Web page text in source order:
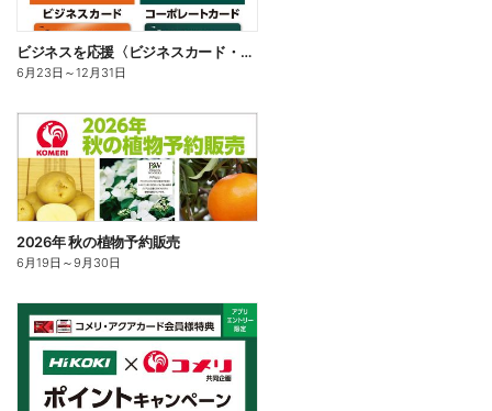
ビジネスを応援〈ビジネスカード・コーポレートカード〉
6月23日 ～12月31日
2026年 秋の植物予約販売
6月19日 ～9月30日